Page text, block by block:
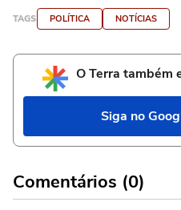
TAGS POLÍTICA NOTÍCIAS
O Terra também
Siga no
Comentários (0)